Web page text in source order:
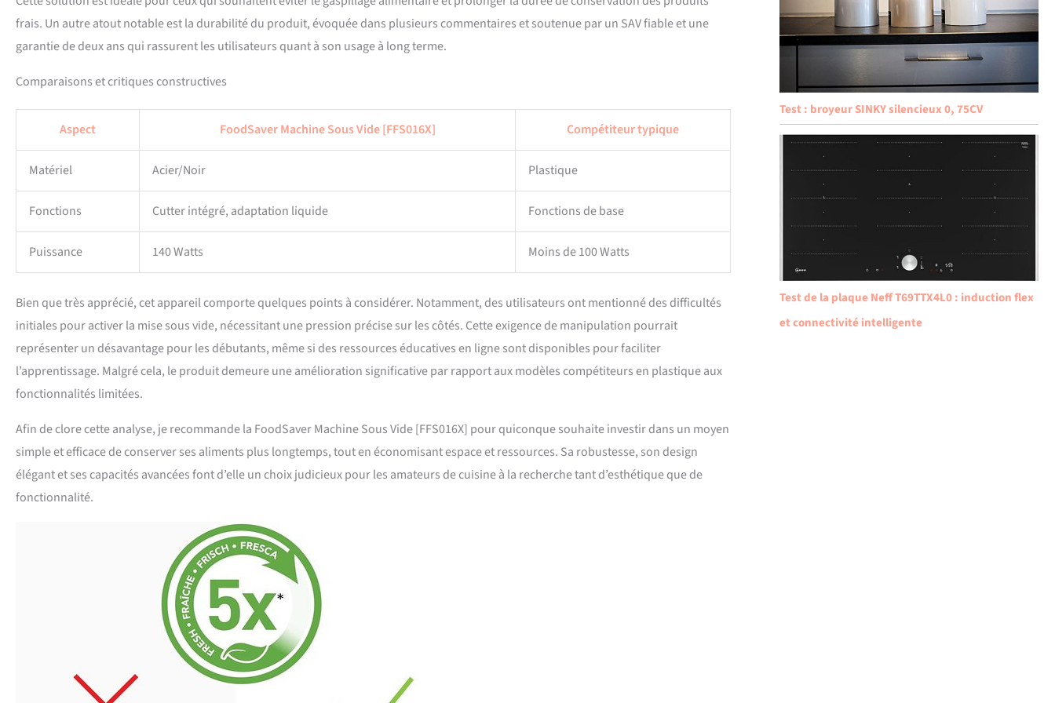
frais. Un autre atout notable est la durabilité du produit, évoquée dans plusieurs commentaires et soutenue par un SAV fiable et une
garantie de deux ans qui rassurent les utilisateurs quant à son usage à long terme.
Comparaisons et critiques constructives
Aspect FoodSaver Machine Sous Vide [FFS016X] Compétiteur typique
Matériel Acier/Noir Plastique
Fonctions Cutter intégré, adaptation liquide Fonctions de base
Puissance 140 Watts Moins de 100 Watts
Bien que très apprécié, cet appareil comporte quelques points à considérer. Notamment, des utilisateurs ont mentionné des difficultés
initiales pour activer la mise sous vide, nécessitant une pression précise sur les côtés. Cette exigence de manipulation pourrait
représenter un désavantage pour les débutants, même si des ressources éducatives en ligne sont disponibles pour faciliter
l’apprentissage. Malgré cela, le produit demeure une amélioration significative par rapport aux modèles compétiteurs en plastique aux
fonctionnalités limitées.
Afin de clore cette analyse, je recommande la FoodSaver Machine Sous Vide [FFS016X] pour quiconque souhaite investir dans un moyen
simple et efficace de conserver ses aliments plus longtemps, tout en économisant espace et ressources. Sa robustesse, son design
élégant et ses capacités avancées font d’elle un choix judicieux pour les amateurs de cuisine à la recherche tant d’esthétique que de
fonctionnalité.
Test : broyeur SINKY silencieux 0, 75CV
Test de la plaque Neff T69TTX4L0 : induction flex
et connectivité intelligente